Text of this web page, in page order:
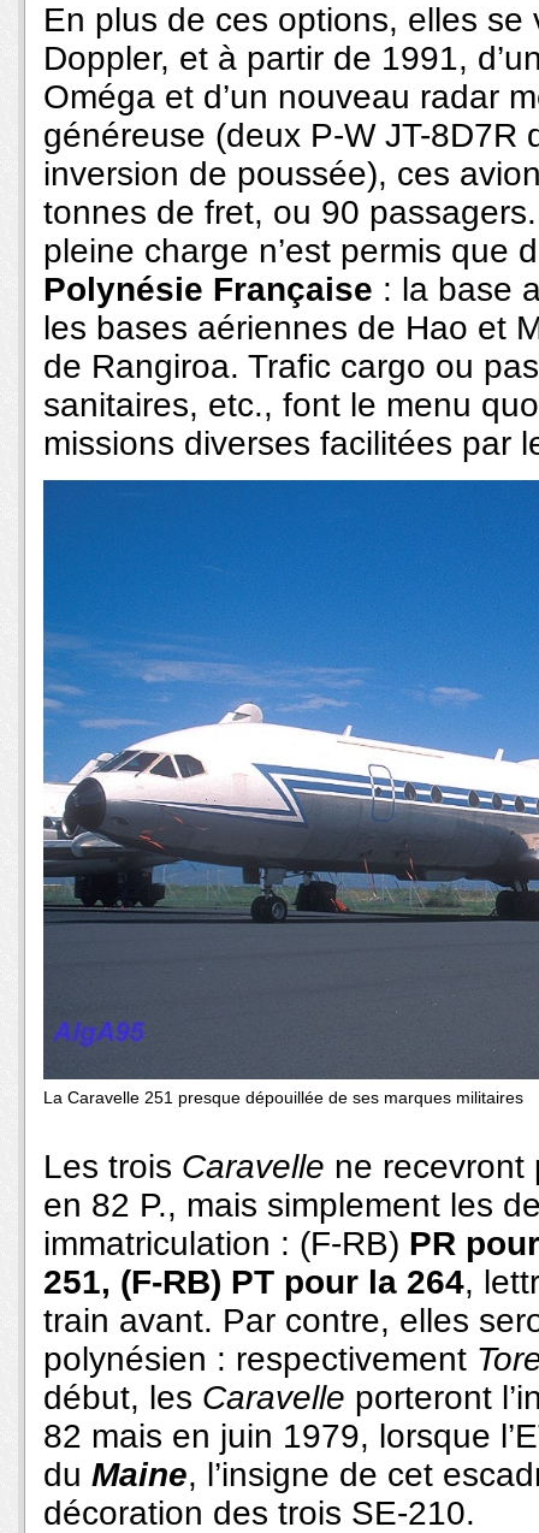
En plus de ces options, elles se
Doppler, et à partir de 1991,
Oméga et d’un nouveau radar
généreuse (deux P-W JT-
inversion de poussée), ces
tonnes de fret, ou 90
pleine charge n’est permis que
Polynésie Française : la base
les bases aériennes de Hao et
de Rangiroa. Trafic cargo ou
sanitaires, etc., font le menu
missions diverses facilitées par
La Caravelle 251 presque dépouillée de ses marques militaires
Les trois Caravelle ne recevront
en 82 P., mais simplement les
immatriculation : (F-RB) PR
251, (F-RB) PT pour la 264,
train avant. Par contre, elles
polynésien : respectivement
début, les Caravelle porteront
82 mais en juin 1979, lorsque
du Maine, l’insigne de cet
décoration des trois SE-210.